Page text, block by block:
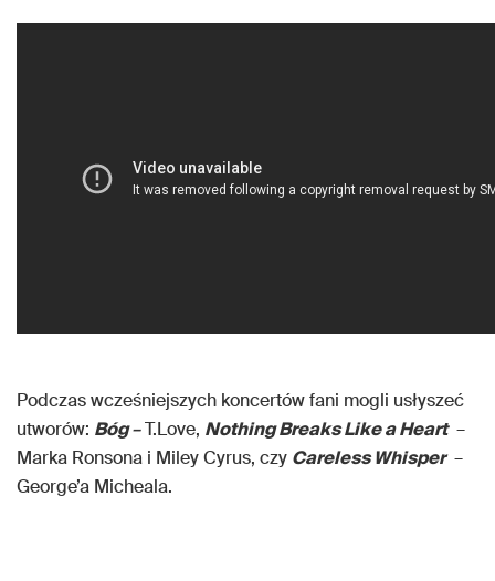
Podczas wcześniejszych koncertów fani mogli usłyszeć
utworów: Bóg–T.Love, Nothing Breaks Like a Heart–
Marka Ronsona i Miley Cyrus, czy Careless Whisper–
George’a Micheala.